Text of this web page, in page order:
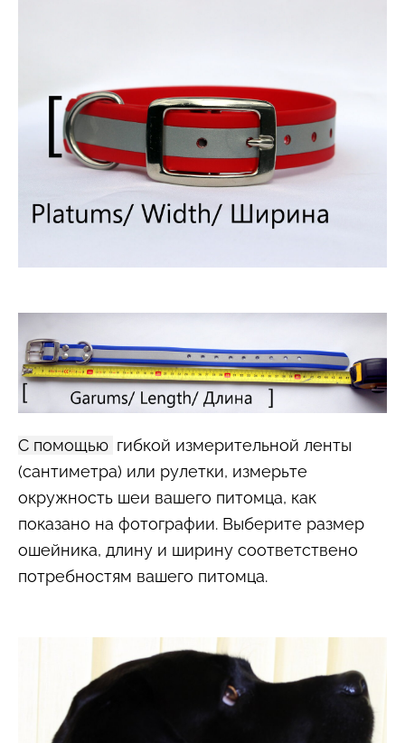
С помощью гибкой измерительной ленты
(сантиметра) или рулетки, измерьте
окружность шеи вашего питомца, как
показано на фотографии. Выберите размер
ошейника, длину и ширину соответствено
потребностям вашего питомца.